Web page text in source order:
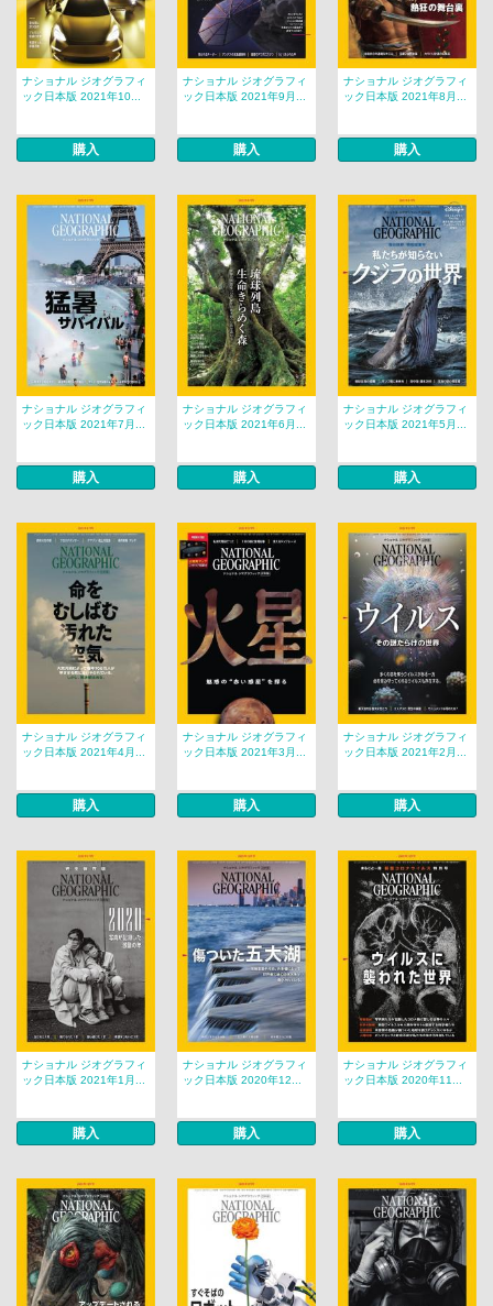
ナショナル ジオグラフィ
ック日本版 2021年10...
購入
ナショナル ジオグラフィ
ック日本版 2021年9月...
購入
ナショナル ジオグラフィ
ック日本版 2021年8月...
購入
ナショナル ジオグラフィ
ック日本版 2021年7月...
購入
ナショナル ジオグラフィ
ック日本版 2021年6月...
購入
ナショナル ジオグラフィ
ック日本版 2021年5月...
購入
ナショナル ジオグラフィ
ック日本版 2021年4月...
購入
ナショナル ジオグラフィ
ック日本版 2021年3月...
購入
ナショナル ジオグラフィ
ック日本版 2021年2月...
購入
ナショナル ジオグラフィ
ック日本版 2021年1月...
購入
ナショナル ジオグラフィ
ック日本版 2020年12...
購入
ナショナル ジオグラフィ
ック日本版 2020年11...
購入